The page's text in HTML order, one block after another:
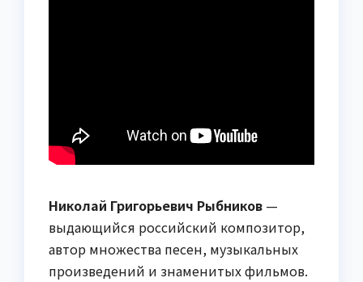
Николай Григорьевич Рыбников —
выдающийся российский композитор,
автор множества песен, музыкальных
произведений и знаменитых фильмов.